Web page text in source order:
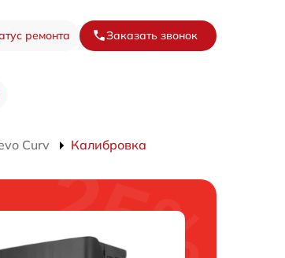
ремонта Заказать звонок
Curv Калибровка